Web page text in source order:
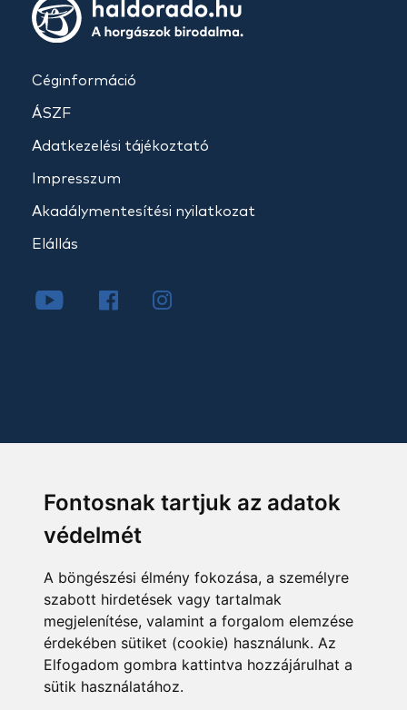
Fontosnak tartjuk az adatok
védelmét
A böngészési élmény fokozása, a személyre
szabott hirdetések vagy tartalmak
megjelenítése, valamint a forgalom elemzése
érdekében sütiket (cookie) használunk. Az
Elfogadom gombra kattintva hozzájárulhat a
sütik használatához.
Céginformáció
ÁSZF
Adatkezelési tájékoztató
Impresszum
Akadálymentesítési nyilatkozat
Elállás